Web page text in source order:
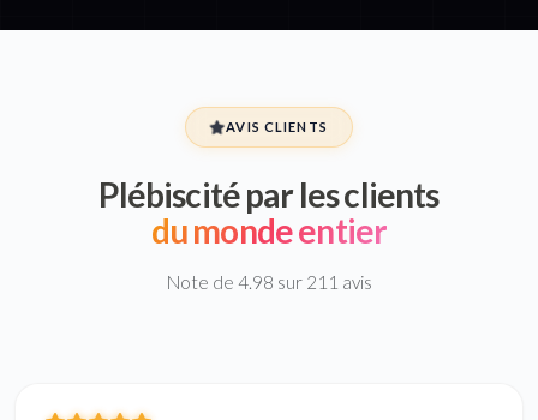
AVIS CLIENTS
Plébiscité par les clients
du monde entier
Note de 4.98 sur 211 avis